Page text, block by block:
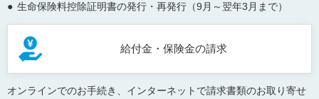
● 生命保険料控除証明書の発行・再発行（9月～翌年3月まで）
給付金・保険金の請求
オンラインでのお手続き、インターネットで請求書類のお取り寄せ